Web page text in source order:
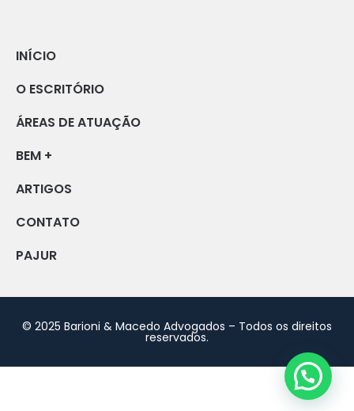
INÍCIO
O ESCRITÓRIO
ÁREAS DE ATUAÇÃO
BEM +
ARTIGOS
CONTATO
PAJUR
© 2025 Barioni & Macedo Advogados – Todos os direitos
reservados.